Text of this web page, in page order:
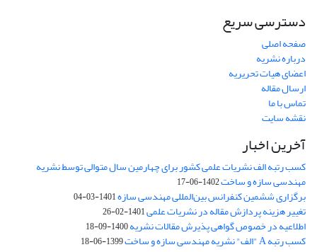
دسترسی سریع
صفحه اصلی
درباره نشریه
اعضای هیات تحریریه
ارسال مقاله
تماس با ما
نقشه سایت
آخرین اخبار
کسب رتبه الف نشریات علمی کشور برای چهارمین سال متوالی توسط نشریه
مهندسی سازه و ساخت1402-06-17
برگزاری ششمین کنفرانس بین‌المللی مهندسی سازه1401-03-04
تغییر هزینه پردازش مقاله در نشریات علمی1401-02-26
اطلاعیه در خصوص گواهی پذیرش مقالات نشریه1400-09-18
کسب رتبه A "الف" نشریه مهندسی سازه و ساخت 1399-06-18